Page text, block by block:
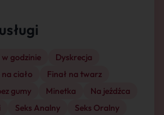
godzinie
Dyskrecja
na ciało
Finał na twarz
gumy Minetka
Na jeźdźca
Seks Analny Seks Oralny